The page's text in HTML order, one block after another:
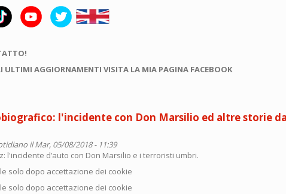
ULTIMI AGGIORNAMENTI VISITA LA MIA PAGINA FACEBOOK
l'incidente con Don Marsilio ed altre storie da
il Mar, 05/08/2018 - 11:39
l'incidente d’auto con Don Marsilio e i terroristi umbri.
solo dopo accettazione dei cookie
solo dopo accettazione dei cookie